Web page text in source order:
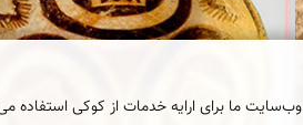
وب‌سایت ما برای ارایه خدمات از کوکی استفاده